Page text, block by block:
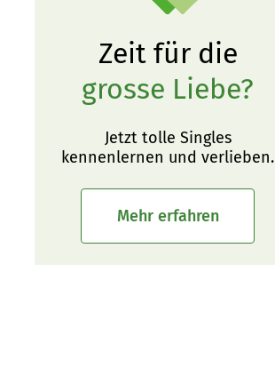
Zeit für die
grosse Liebe?
Jetzt tolle Singles
kennenlernen und verlieben.
Mehr erfahren